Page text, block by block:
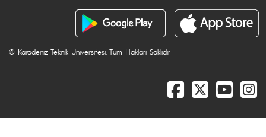
© Karadeniz Teknik Üniversitesi. Tüm Hakları Saklıdır